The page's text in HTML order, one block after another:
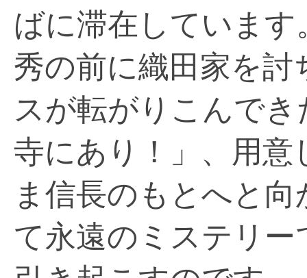
ばに滞在していま
秀の前に織田家を
スが転がりこんで
寺にあり！」、用
ま信長のもとへと
て永遠のミステリ